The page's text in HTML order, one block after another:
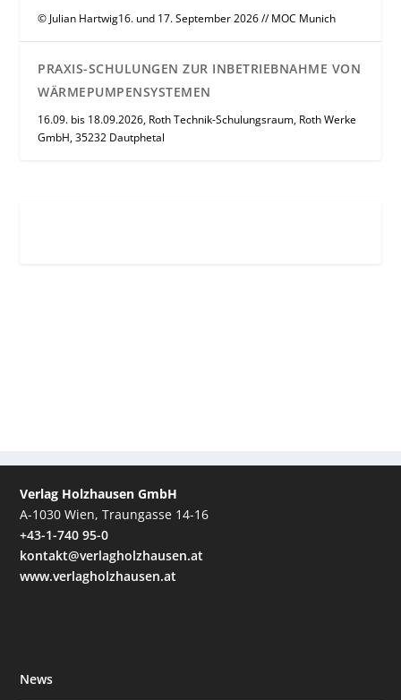
© Julian Hartwig16. und 17. September 2026 // MOC Munich
PRAXIS-SCHULUNGEN ZUR INBETRIEBNAHME VON
WÄRMEPUMPENSYSTEMEN
16.09. bis 18.09.2026, Roth Technik-Schulungsraum, Roth Werke
GmbH, 35232 Dautphetal
Verlag Holzhausen GmbH
A-1030 Wien, Traungasse 14-16
+43-1-740 95-0
kontakt@verlagholzhausen.at
www.verlagholzhausen.at
News